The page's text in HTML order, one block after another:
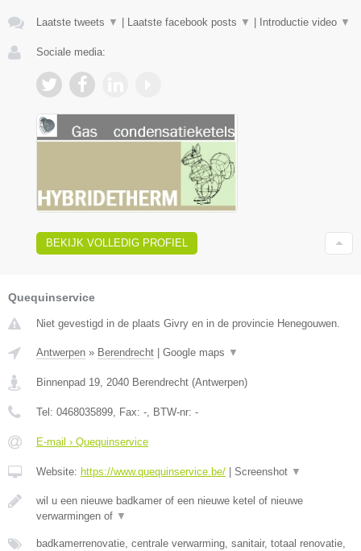
Laatste tweets ▼ Laatste facebook posts ▼ Introductie video ▼
Sociale media:
BEKIJK VOLLEDIG PROFIEL
Quequinservice
Niet gevestigd in de plaats Givry en in de provincie Henegouwen.
Antwerpen » Berendrecht Google maps ▼
Binnenpad 19, 2040 Berendrecht (Antwerpen)
Tel: 0468035899, Fax: -, BTW-nr: -
E-mail › Quequinservice
Website: https://www.quequinservice.be/ Screenshot ▼
wil u een nieuwe badkamer of een nieuwe ketel of nieuwe
verwarmingen of ▼
badkamerrenovatie, centrale verwarming, sanitair, totaal renovatie,